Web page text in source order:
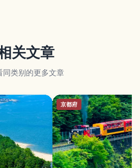
关文章
同类别的更多文章
京都府